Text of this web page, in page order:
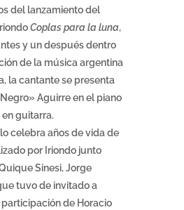
del lanzamiento del
Coplas para la luna,
y un después dentro
de la música argentina
la cantante se presenta
Aguirre en el piano
guitarra.
celebra años de vida de
por Iriondo junto
Sinesi, Jorge
tuvo de invitado a
participación de Horacio